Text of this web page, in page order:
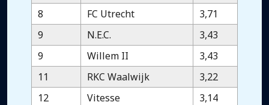
8
FC Utrecht
3,71
9
N.E.C.
3,43
9
Willem II
3,43
11
RKC Waalwijk
3,22
12
Vitesse
3,14